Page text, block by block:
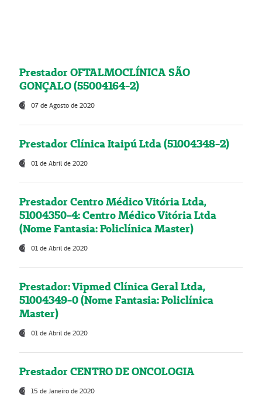
Prestador OFTALMOCLÍNICA SÃO
GONÇALO (55004164-2)
07 de Agosto de 2020
Prestador Clínica Itaipú Ltda (51004348-2)
01 de Abril de 2020
Prestador Centro Médico Vitória Ltda,
51004350-4: Centro Médico Vitória Ltda
(Nome Fantasia: Policlínica Master)
01 de Abril de 2020
Prestador: Vipmed Clínica Geral Ltda,
51004349-0 (Nome Fantasia: Policlínica
Master)
01 de Abril de 2020
Prestador CENTRO DE ONCOLOGIA
15 de Janeiro de 2020